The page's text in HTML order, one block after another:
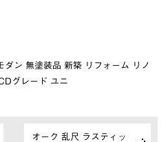
ン 無塗装品 新築 リフォーム リノ
グレード ユニ
オーク 乱尺 ラスティッ